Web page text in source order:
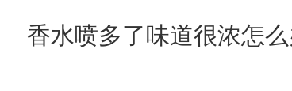
香水喷多了味道很浓怎